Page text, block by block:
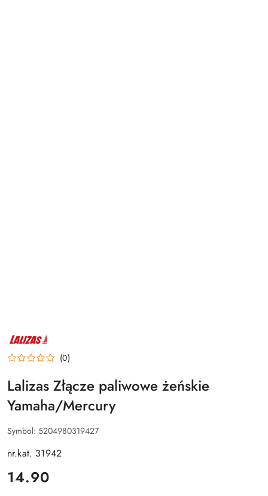
NAZWA
PRODUCENTA:
LALIZAS (0)
Lalizas Złącze paliwowe żeńskie
Yamaha/Mercury
Symbol: 5204980319427
nr.kat. 31942
cena:
14.90